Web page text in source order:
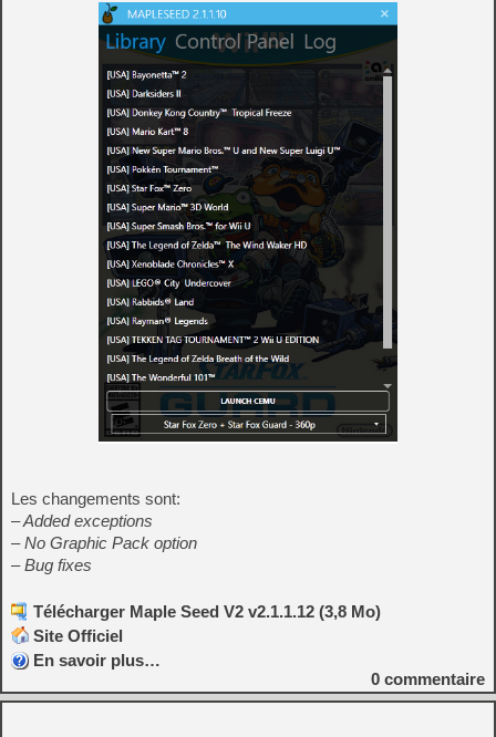
Les changements sont:
– Added exceptions
– No Graphic Pack option
– Bug fixes
Télécharger Maple Seed V2 v2.1.1.12 (3,8 Mo)
Site Officiel
En savoir plus…
0 commentaire